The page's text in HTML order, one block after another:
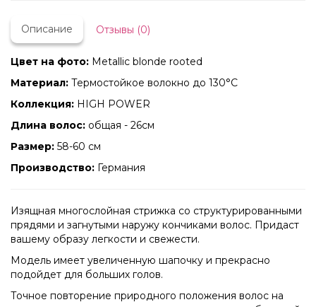
Описание Отзывы (0)
Цвет на фото: Metallic blonde rooted
Материал: Термостойкое волокно до 130°C
Коллекция: HIGH POWER
Длина волос: общая - 26см
Размер: 58-60 см
Производство: Германия
Изящная многослойная стрижка со структурированными
прядями и загнутыми наружу кончиками волос. Придаст
вашему образу легкости и свежести.
Модель имеет увеличенную шапочку и прекрасно
подойдет для больших голов.
Точное повторение природного положения волос на